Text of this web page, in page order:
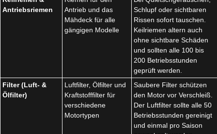
Antriebsriemen
Antrieb und das
Mähdeck für alle
gängigen Modelle
Schlupf oder sichtbaren
Rissen sofort tauschen.
Keilriemen altern auch
ohne sichtbare Schäden
und sollten alle 100 bis
200 Betriebsstunden
geprüft werden.
Filter (Luft- &
Ölfilter)
Luftfilter, Ölfilter und
Kraftstofffilter für
verschiedene
Motortypen
Saubere Filter schützen
den Motor vor Verschleiß.
Der Luftfilter sollte alle 50
Betriebsstunden gereinigt
und einmal pro Saison